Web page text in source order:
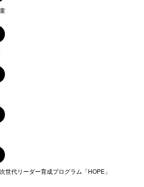
次世代リーダー育成プログラム「HOPE」